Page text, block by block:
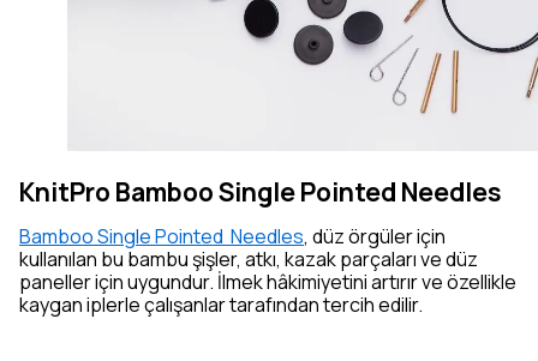
KnitPro Bamboo Single Pointed Needles
Bamboo Single Pointed Needles, düz örgüler için
kullanılan bu bambu şişler, atkı, kazak parçaları ve düz
paneller için uygundur. İlmek hâkimiyetini artırır ve özellikle
kaygan iplerle çalışanlar tarafından tercih edilir.